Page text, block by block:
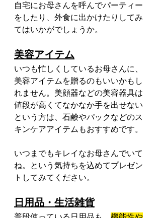
自宅にお母さんを呼んでパーティー
をしたり、外食に出かけたりしてみ
てはいかがでしょうか。
美容アイテム
いつも忙しくしているお母さんに、
美容アイテムを贈るのもいいかもし
れません。美顔器などの美容器具は
値段が高くてなかなか手を出せない
という方は、石鹸やパックなどのス
キンケアアイテムもおすすめです。
いつまでもキレイなお母さんでいて
ね。という気持ちを込めてプレゼン
トしてみてください。
日用品・生活雑貨